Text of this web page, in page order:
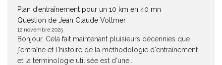
Plan d’entraînement pour un 10 km en 40 mn
Question de Jean Claude Vollmer
12 novembre 2025
Bonjour, Cela fait maintenant pluisieurs décennies que
j'entraîne et l'histoire de la méthodologie d'entraînement
et la terminologie utilisée est d'une...